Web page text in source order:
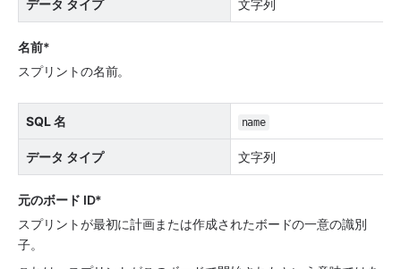
データ タイプ 文字列
名前*
スプリントの名前。
SQL 名 name
データ タイプ 文字列
元のボード ID*
スプリントが最初に計画または作成されたボードの一意の識別
子。